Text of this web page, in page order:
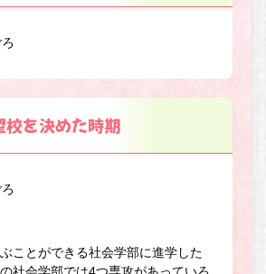
校を決めた時期
ことができる社会学部に進学した